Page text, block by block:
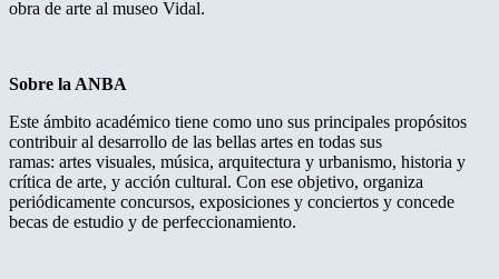
obra de arte al museo Vidal.
Sobre la ANBA
Este ámbito académico tiene como uno sus principales propósitos
contribuir al desarrollo de las bellas artes en todas sus
ramas: artes visuales, música, arquitectura y urbanismo, historia y
crítica de arte, y acción cultural. Con ese objetivo, organiza
periódicamente concursos, exposiciones y conciertos y concede
becas de estudio y de perfeccionamiento.